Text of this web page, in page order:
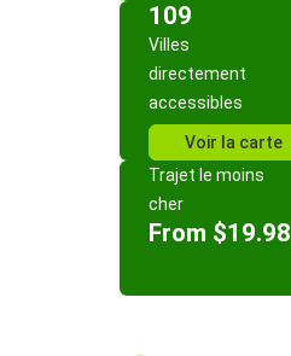
109
Villes
directement
accessibles
Voir la carte
Trajet le moins
cher
From $19.98